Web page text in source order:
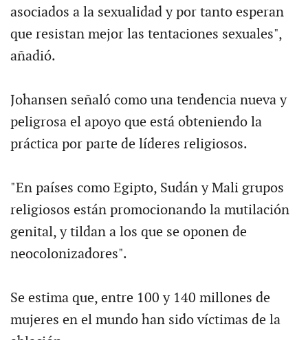
asociados a la sexualidad y por tanto esperan
que resistan mejor las tentaciones sexuales",
añadió.
Johansen señaló como una tendencia nueva y
peligrosa el apoyo que está obteniendo la
práctica por parte de líderes religiosos.
"En países como Egipto, Sudán y Mali grupos
religiosos están promocionando la mutilación
genital, y tildan a los que se oponen de
neocolonizadores".
Se estima que, entre 100 y 140 millones de
mujeres en el mundo han sido víctimas de la